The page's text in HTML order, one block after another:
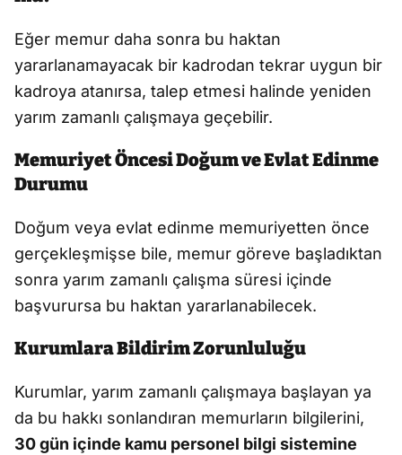
Eğer memur daha sonra bu haktan
yararlanamayacak bir kadrodan tekrar uygun bir
kadroya atanırsa, talep etmesi halinde yeniden
yarım zamanlı çalışmaya geçebilir.
Memuriyet Öncesi Doğum ve Evlat Edinme
Durumu
Doğum veya evlat edinme memuriyetten önce
gerçekleşmişse bile, memur göreve başladıktan
sonra yarım zamanlı çalışma süresi içinde
başvurursa bu haktan yararlanabilecek.
Kurumlara Bildirim Zorunluluğu
Kurumlar, yarım zamanlı çalışmaya başlayan ya
da bu hakkı sonlandıran memurların bilgilerini,
30 gün içinde kamu personel bilgi sistemine